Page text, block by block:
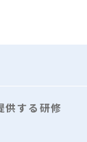
供する研修